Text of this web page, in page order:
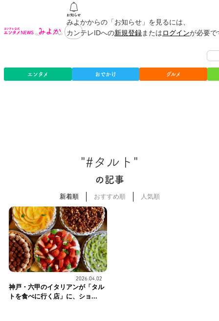
みよかからの「お知らせ」を見るには、
カンテレIDへの新規登録またはログインが必要
エンタメ おでかけ グルメ
"#タルト"
の記事
新着順 おすすめ順 人気順
2026.04.02
神戸・六甲のイタリアンが「タル
トを食べに行く店」に、ショ...